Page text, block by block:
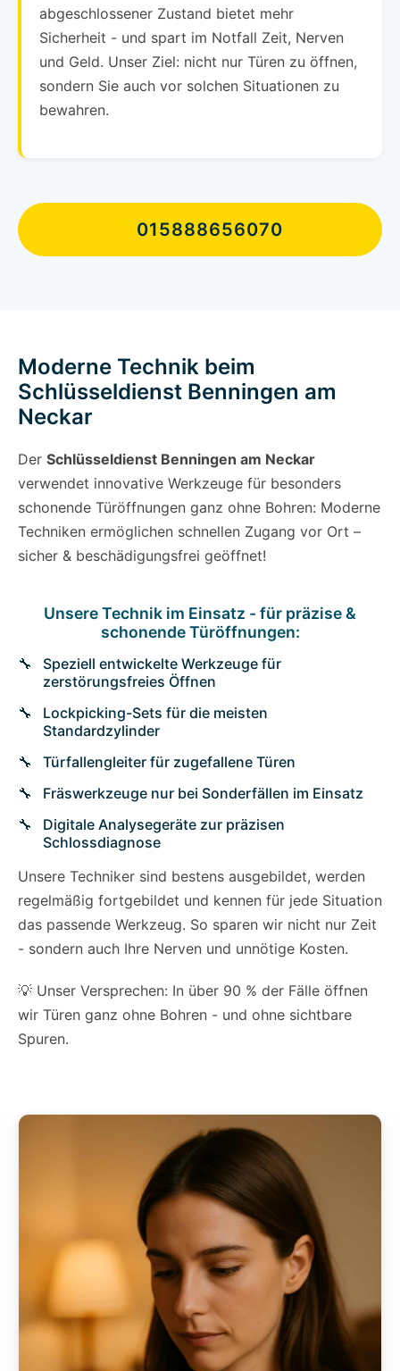
abgeschlossener Zustand bietet mehr
Sicherheit - und spart im Notfall Zeit, Nerven
und Geld. Unser Ziel: nicht nur Türen zu öffnen,
sondern Sie auch vor solchen Situationen zu
bewahren.
015888656070
Moderne Technik beim
Schlüsseldienst Benningen am
Neckar
Der Schlüsseldienst Benningen am Neckar
verwendet innovative Werkzeuge für besonders
schonende Türöffnungen ganz ohne Bohren: Moderne
Techniken ermöglichen schnellen Zugang vor Ort –
sicher & beschädigungsfrei geöffnet!
Unsere Technik im Einsatz - für präzise &
schonende Türöffnungen:
Speziell entwickelte Werkzeuge für
zerstörungsfreies Öffnen
Lockpicking-Sets für die meisten
Standardzylinder
Türfallengleiter für zugefallene Türen
Fräswerkzeuge nur bei Sonderfällen im Einsatz
Digitale Analysegeräte zur präzisen
Schlossdiagnose
Unsere Techniker sind bestens ausgebildet, werden
regelmäßig fortgebildet und kennen für jede Situation
das passende Werkzeug. So sparen wir nicht nur Zeit
- sondern auch Ihre Nerven und unnötige Kosten.
💡 Unser Versprechen: In über 90 % der Fälle öffnen
wir Türen ganz ohne Bohren - und ohne sichtbare
Spuren.